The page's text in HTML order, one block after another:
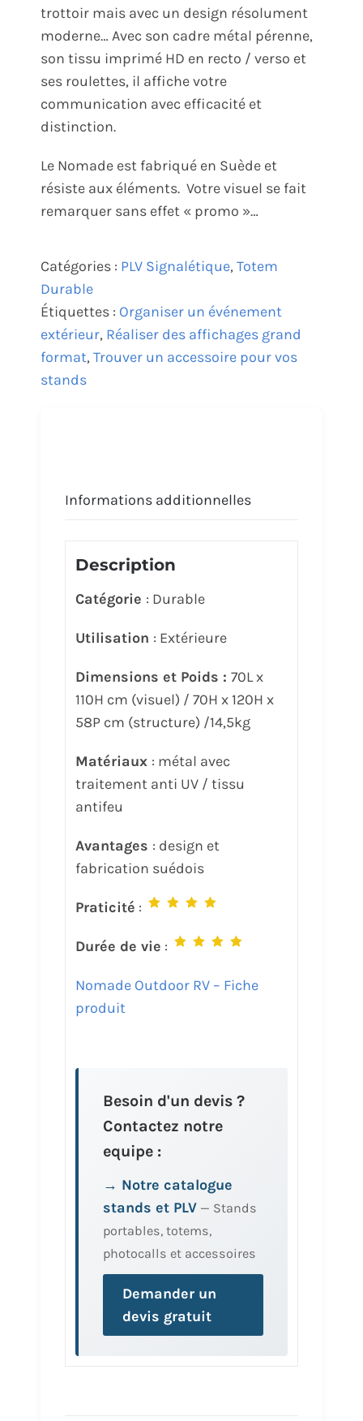
trottoir mais avec un design résolument
moderne… Avec son cadre métal pérenne,
son tissu imprimé HD en recto / verso et
ses roulettes, il affiche votre
communication avec efficacité et
distinction.
Le Nomade est fabriqué en Suède et
résiste aux éléments. Votre visuel se fait
remarquer sans effet « promo »…
Catégories : PLV Signalétique,Totem
Durable
Étiquettes : Organiser un événement
extérieur, Réaliser des affichages grand
format,Trouver un accessoire pour vos
stands
Informations additionnelles
Description
Catégorie : Durable
Utilisation : Extérieure
Dimensions et Poids : 70L x
110H cm (visuel) / 70H x 120H x
58P cm (structure) /14,5kg
Matériaux : métal avec
traitement anti UV / tissu
antifeu
Avantages : design et
fabrication suédois
Praticité :
Durée de vie :
Nomade Outdoor RV – Fiche
produit
Besoin d'un devis ?
Contactez notre
equipe :
→ Notre catalogue
stands et PLV — Stands
portables, totems,
photocalls et accessoires
Demander un
devis gratuit